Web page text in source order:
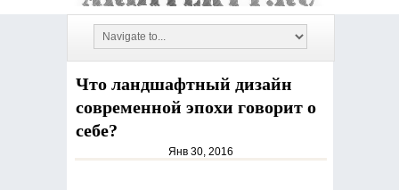
Что ландшафтный дизайн
современной эпохи говорит о
себе?
Янв 30, 2016